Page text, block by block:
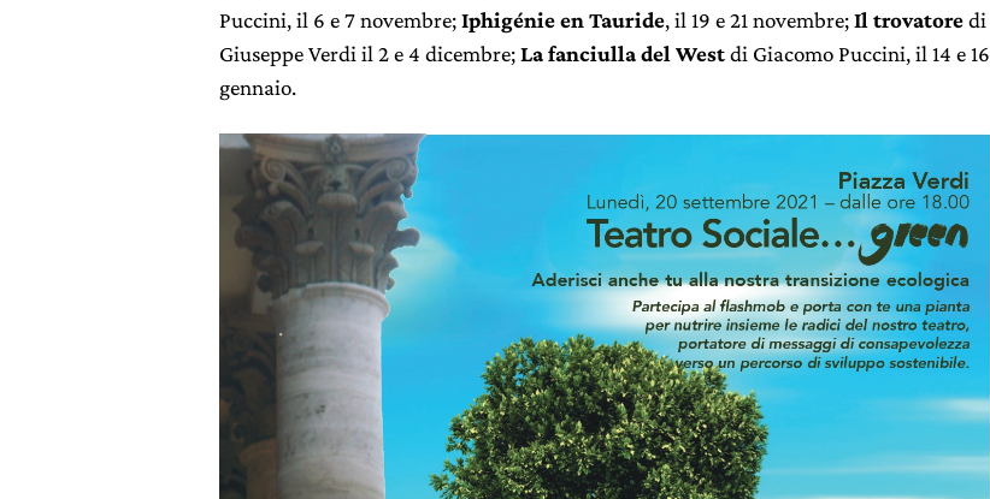
Puccini, il 6 e 7 novembre;Iphigénie en Tauride, il 19 e 21 novembre;Il trovatoredi
Giuseppe Verdi il 2 e 4 dicembre;La fanciulla del Westdi Giacomo Puccini, il 14 e 16
gennaio.